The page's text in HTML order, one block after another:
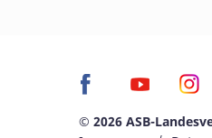
© 2026 ASB-